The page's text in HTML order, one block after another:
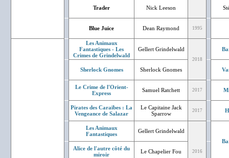
Trader Nick Leeson
Blue Juice Dean Raymond 1995
Les Animaux
Fantastiques - Les
Crimes de Grindelwald
Gellert Grindelwald
2018
Sherlock Gnomes Sherlock Gnomes
Le Crime de l'Orient-
Express
Samuel Ratchett 2017
Pirates des Caraïbes : La
Vengeance de Salazar
Le Capitaine Jack
Sparrow
2017
Les Animaux
Fantastiques
Gellert Grindelwald
2016
Alice de l'autre côté du
miroir
Le Chapelier Fou